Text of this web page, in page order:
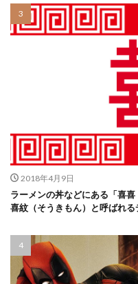
2018年4月9日
ラーメンの丼などにある「喜
喜紋（そうきもん）と呼ばれる